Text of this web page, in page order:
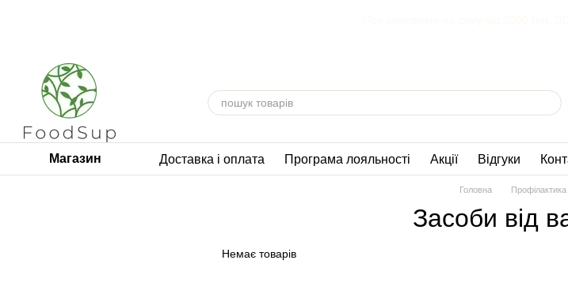
Магазин Доставка і оплата Програма лояльності Акції Відгуки
Головна
Засоби від
Немає товарів